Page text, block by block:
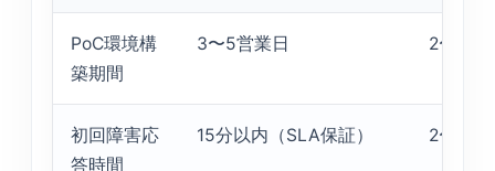
PoC環境構
築期間
3〜5営業日 2〜3週
初回障害応
答時間
15分以内（SLA保証） 2〜4時